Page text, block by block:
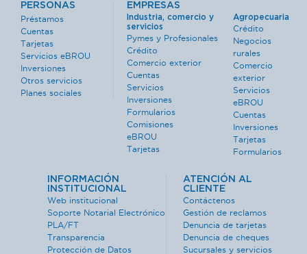
PERSONAS
Préstamos
Cuentas
Tarjetas
Servicios eBROU
Inversiones
Otros servicios
Planes sociales
EMPRESAS
Industria, comercio y
servicios
Pymes y Profesionales
Crédito
Comercio exterior
Cuentas
Servicios
Inversiones
Formularios
Comisiones
eBROU
Tarjetas
Agropecuaria
Crédito
Negocios
rurales
Comercio
exterior
Servicios
eBROU
Cuentas
Inversiones
Tarjetas
Formularios
INFORMACIÓN
INSTITUCIONAL
Web institucional
Soporte Notarial Electrónico
PLA/FT
Transparencia
Protección de Datos
ATENCIÓN AL
CLIENTE
Contáctenos
Gestión de reclamos
Denuncia de tarjetas
Denuncia de cheques
Sucursales y servicios